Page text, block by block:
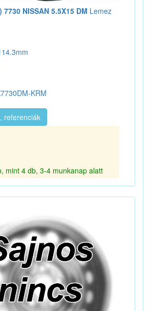
NISSAN 5.5X15 DM Lemez
KRM
referenciák
mint 4 db, 3-4 munkanap alatt